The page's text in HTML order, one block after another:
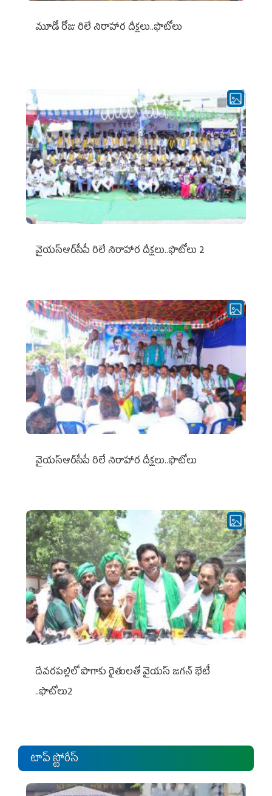
మూడో రోజు రిలే నిరాహార దీక్షలు..ఫొటోలు
వైయ‌స్ఆర్‌సీపీ రిలే నిరాహార దీక్షలు..ఫొటోలు 2
వైయ‌స్ఆర్‌సీపీ రిలే నిరాహార దీక్షలు..ఫొటోలు
దేవరపల్లిలో పొగాకు రైతులతో వైయస్ జగన్ భేటీ
..ఫొటోలు2
టాప్ స్టోరీస్